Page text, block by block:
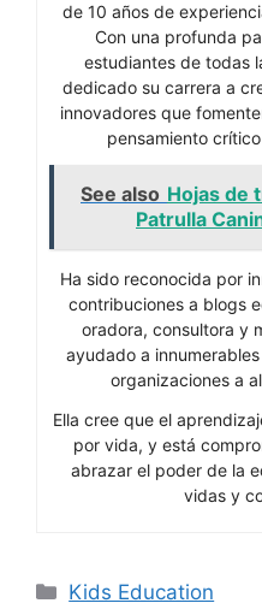
de 10 años de
Con una profunda
estudiantes de todas
dedicado su carrera a
innovadores que
pensamiento
See also Hojas de
Patrulla
Ha sido reconocida por
contribuciones a blogs
oradora, consultora y
ayudado a
organizaciones a
Ella cree que el
por vida, y está
abrazar el poder de la
vidas y
Categories
Kids Education